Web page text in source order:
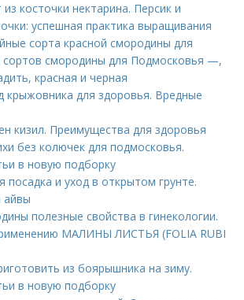
косточки нектарина. Персик и
успешная практика выращивания
сорта красной смородины для
сортов смородины для Подмосковья —,
красная и черная
крыжовника для здоровья. Вредные
кизил. Преимущества для здоровья
без колючек для подмосковья.
в новую подборку
посадка и уход в открытом грунте.
айвы
полезные свойства в гинекологии.
МАЛИНЫ ЛИСТЬЯ (FOLIA RUBI
из боярышника на зиму.
в новую подборку